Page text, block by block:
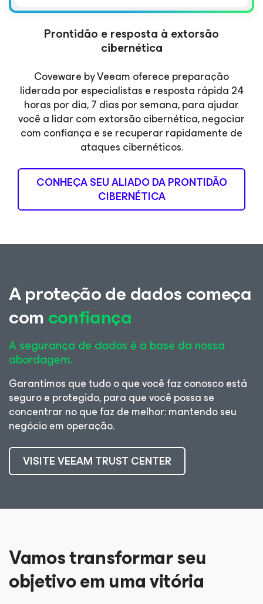
Prontidão e resposta à extorsão
cibernética
Coveware by Veeam oferece preparação
liderada por especialistas e resposta rápida 24
horas por dia, 7 dias por semana, para ajudar
você a lidar com extorsão cibernética, negociar
com confiança e se recuperar rapidamente de
ataques cibernéticos.
CONHEÇA SEU ALIADO DA PRONTIDÃO
CIBERNÉTICA
A proteção de dados começa
comconfiança
A segurança de dados é a base da nossa
abordagem.
Garantimos que tudo o que você faz conosco está
seguro e protegido, para que você possa se
concentrar no que faz de melhor: mantendo seu
negócio em operação.
VISITE VEEAM TRUST CENTER
Vamos transformar seu
objetivo em uma vitória